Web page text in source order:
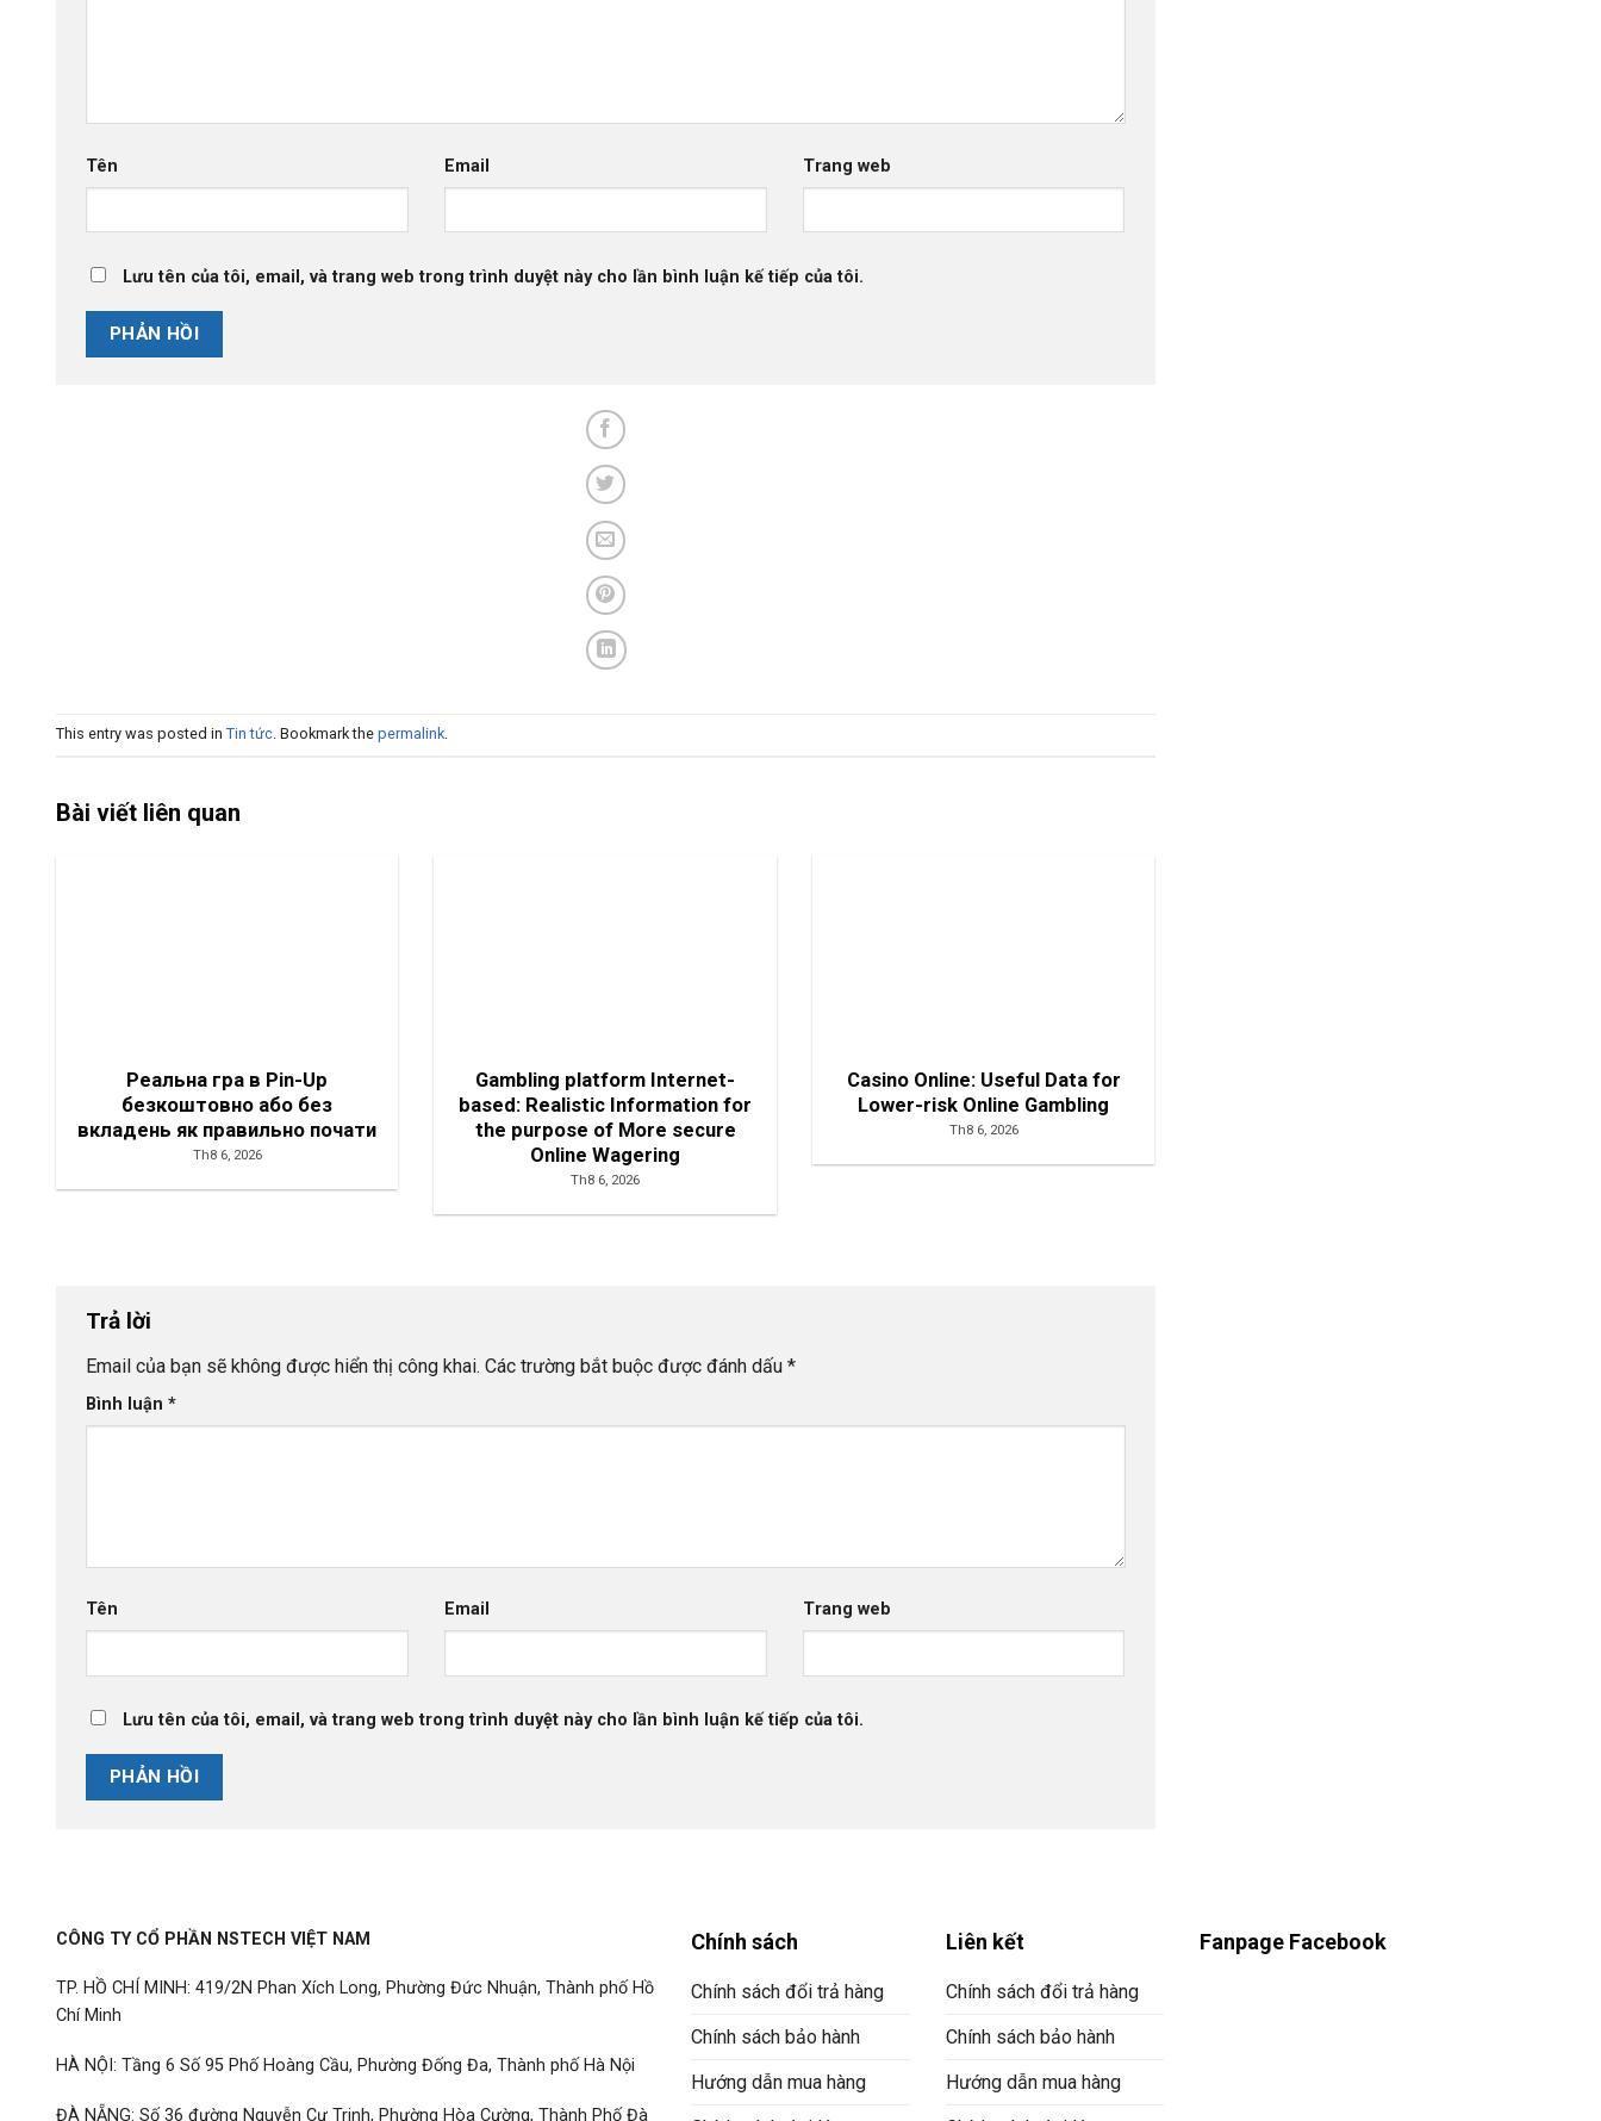
Tên Email Trang web
Lưu tên của tôi, email, và trang web trong trình duyệt này cho lần bình luận kế tiếp của tôi.
This entry was posted in Tin tức. Bookmark the permalink.
Bài viết liên quan
Реальна гра в Pin-Up
безкоштовно або без
вкладень як правильно почати
Th8 6, 2026
Gambling platform Internet-
based: Realistic Information for
the purpose of More secure
Online Wagering
Th8 6, 2026
Casino Online: Useful Data for
Lower-risk Online Gambling
Th8 6, 2026
Trả lời
Email của bạn sẽ không được hiển thị công khai. Các trường bắt buộc được đánh dấu *
Bình luận *
Tên Email Trang web
Lưu tên của tôi, email, và trang web trong trình duyệt này cho lần bình luận kế tiếp của tôi.
CÔNG TY CỔ PHẦN NSTECH VIỆT NAM
TP. HỒ CHÍ MINH: 419/2N Phan Xích Long, Phường Đức Nhuận, Thành phố Hồ
Chí Minh
HÀ NỘI: Tầng 6 Số 95 Phố Hoàng Cầu, Phường Đống Đa, Thành phố Hà Nội
ĐÀ NẴNG: Số 36 đường Nguyễn Cư Trinh, Phường Hòa Cường, Thành Phố Đà
Chính sách
Chính sách đổi trả hàng
Chính sách bảo hành
Hướng dẫn mua hàng
Liên kết
Chính sách đổi trả hàng
Chính sách bảo hành
Hướng dẫn mua hàng
Fanpage Facebook